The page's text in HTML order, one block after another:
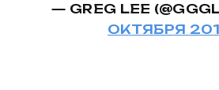
— GREG LEE
ОКТЯБРЯ